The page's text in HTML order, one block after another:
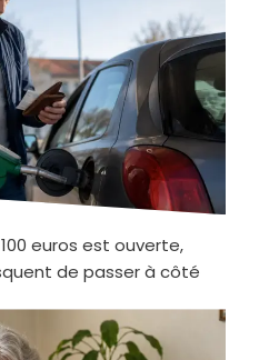
euros est ouverte,
de passer à côté